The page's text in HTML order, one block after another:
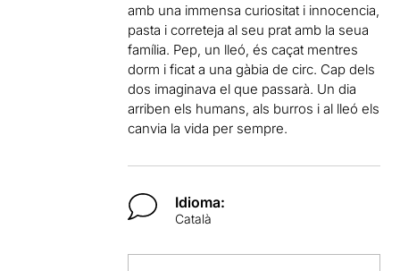
amb una immensa curiositat i innocencia,
pasta i correteja al seu prat amb la seua
família. Pep, un lleó, és caçat mentres
dorm i ficat a una gàbia de circ. Cap dels
dos imaginava el que passarà. Un dia
arriben els humans, als burros i al lleó els
canvia la vida per sempre.
Idioma:
Català